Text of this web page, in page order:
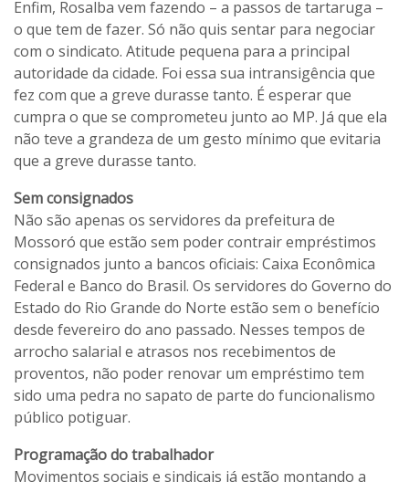
Enfim, Rosalba vem fazendo – a passos de tartaruga –
o que tem de fazer. Só não quis sentar para negociar
com o sindicato. Atitude pequena para a principal
autoridade da cidade. Foi essa sua intransigência que
fez com que a greve durasse tanto. É esperar que
cumpra o que se comprometeu junto ao MP. Já que ela
não teve a grandeza de um gesto mínimo que evitaria
que a greve durasse tanto.
Sem consignados
Não são apenas os servidores da prefeitura de
Mossoró que estão sem poder contrair empréstimos
consignados junto a bancos oficiais: Caixa Econômica
Federal e Banco do Brasil. Os servidores do Governo do
Estado do Rio Grande do Norte estão sem o benefício
desde fevereiro do ano passado. Nesses tempos de
arrocho salarial e atrasos nos recebimentos de
proventos, não poder renovar um empréstimo tem
sido uma pedra no sapato de parte do funcionalismo
público potiguar.
Programação do trabalhador
Movimentos sociais e sindicais já estão montando a